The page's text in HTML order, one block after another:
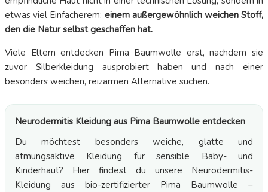
etwas viel Einfacherem: einem außergewöhnlich weichen Stoff,
den die Natur selbst geschaffen hat.
Viele Eltern entdecken Pima Baumwolle erst, nachdem sie
zuvor Silberkleidung ausprobiert haben und nach einer
besonders weichen, reizarmen Alternative suchen.
Neurodermitis Kleidung aus Pima Baumwolle entdecken
Du möchtest besonders weiche, glatte und
atmungsaktive Kleidung für sensible Baby- und
Kinderhaut? Hier findest du unsere Neurodermitis-
Kleidung aus bio-zertifizierter Pima Baumwolle –